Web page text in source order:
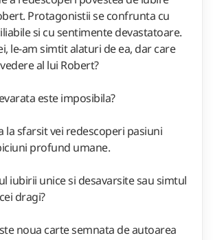
Protagonistii se confrunta cu
si cu sentimente devastatoare.
le-am simtit alaturi de ea, dar care
al lui Robert?
este imposibila?
la sfarsit vei redescoperi pasiuni
profund umane.
iubirii unice si desavarsite sau simtul
dragi?
noua carte semnata de autoarea